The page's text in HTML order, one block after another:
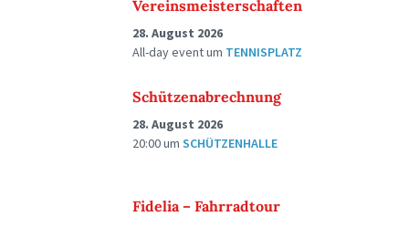
Vereinsmeisterschaften
28. August 2026
All-day eventum TENNISPLATZ
Schützenabrechnung
28. August 2026
20:00um SCHÜTZENHALLE
Fidelia – Fahrradtour